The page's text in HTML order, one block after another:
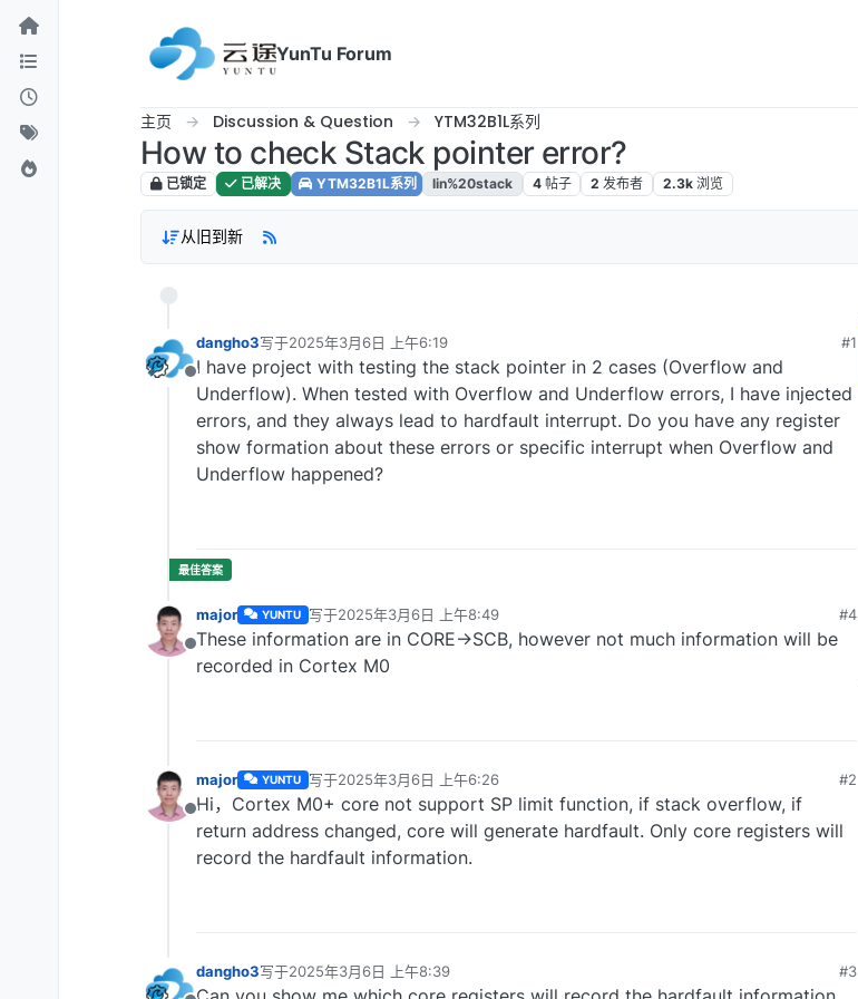
跳转至内容
YunTu Forum
主页 Discussion & Question YTM32B1L系列
How to check Stack pointer error?
已锁定 已解决 YTM32B1L系列 lin%20stack 4 帖子 2 发布者 2.3k 浏览
从旧到新
离线
dangho3写于2025年3月6日 上午6:19
最后由 编辑
#1
I have project with testing the stack pointer in 2 cases (Overflow and
Underflow). When tested with Overflow and Underflow errors, I have injected
errors, and they always lead to hardfault interrupt. Do you have any register
show formation about these errors or specific interrupt when Overflow and
Underflow happened?
离线
major YUNTU 写于2025年3月6日 上午8:49
最后由 编辑
#4
These information are in CORE->SCB, however not much information will be
recorded in Cortex M0
离线
major YUNTU 写于2025年3月6日 上午6:26
最后由 编辑
#2
Hi，Cortex M0+ core not support SP limit function, if stack overflow, if
return address changed, core will generate hardfault. Only core registers will
record the hardfault information.
dangho3写于2025年3月6日 上午8:39
最后由 编辑
#3